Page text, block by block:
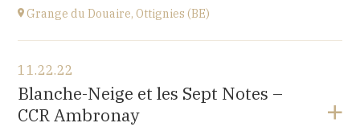
Grange du Douaire, Ottignies (BE)
Grange du Douaire, Ottignies (BE)
Espace du Coeur de Ville 2, 1340 Ottignies,
BELGIQUE
11.22.22
Blanche-Neige et les Sept Notes –
CCR Ambronay